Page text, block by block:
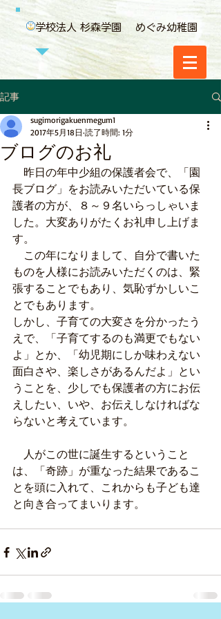
学校法人 杉森学園 めぐみ幼稚園
記事
ブログのお礼
sugimorigakuenmegum1
2017年5月18日 読了時間: 1分
昨日の年中少組の保護者会で、「園
長ブログ」をお読みいただいている保
護者の方が、８～９名いらっしゃいま
した。大変ありがたくお礼申し上げま
す。
この年になりまして、自分で書いた
ものを人様にお読みいただくのは、緊
張することでもあり、気恥ずかしいこ
とでもあります。
しかし、子育ての大変さを分かったう
えで、「子育てするのも満更でもない
よ」とか、「幼児期にしか味わえない
面白さや、楽しさがあるんだよ」とい
うことを、少しでも保護者の方にお伝
えしたい、いや、お伝えしなければな
らないと考えています。
人がこの世に誕生するということ
は、「奇跡」が重なった結果であるこ
とを頭に入れて、これからも子ども達
と向き合ってまいります。